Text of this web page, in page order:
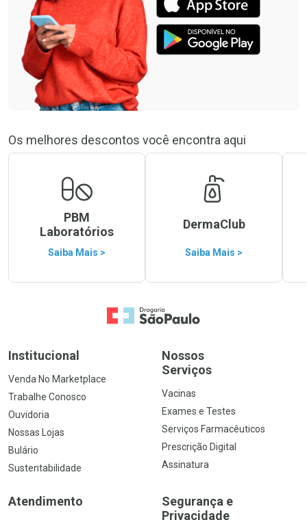
Os melhores descontos você encontra aqui
PBM
Laboratórios
Saiba Mais >
DermaClub
Saiba Mais >
Ir para a Home
Institucional
Venda No Marketplace
Trabalhe Conosco
Ouvidoria
Nossas Lojas
Bulário
Sustentabilidade
Nossos
Serviços
Vacinas
Exames e Testes
Serviços Farmacêuticos
Prescrição Digital
Assinatura
Atendimento
Segurança e
Privacidade